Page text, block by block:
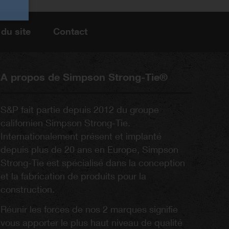
site Contact
A propos de Simpson Strong-Tie®
S&P fait partie depuis 2012 du groupe
californien Simpson Strong-Tie.
Internationalement présent et implanté
depuis plus de 20 ans en Europe, Simpson
Strong-Tie est spécialisé dans la conception
et la fabrication de produits pour la
construction.
Réunir les forces de nos 2 marques signifie
vous apporter le plus haut niveau de qualité